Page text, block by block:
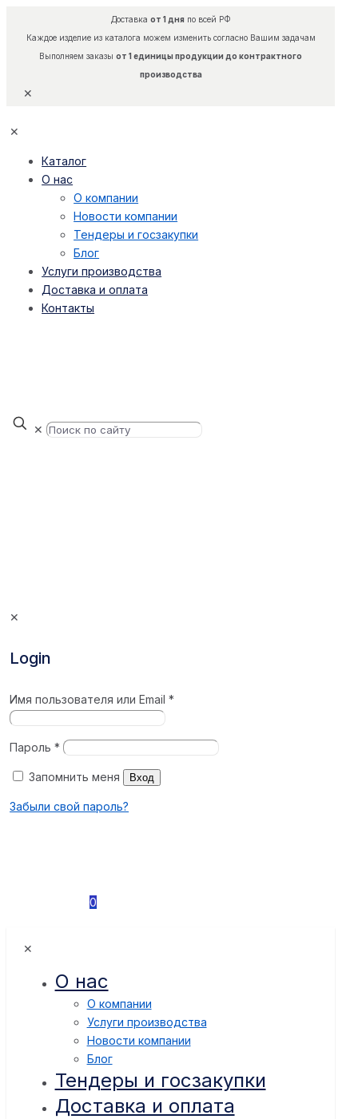
Доставка от 1 дняпо всей РФ
Каждое изделие из каталога можем изменить согласно Вашим задачам
Выполняем заказы от 1 единицы продукции до контрактного
производства
✕
✕
Каталог
О нас
О компании
Новости компании
Тендеры и госзакупки
Блог
Услуги производства
Доставка и оплата
Контакты
✕
✕
Login
Имя пользователя или Email*
Пароль*
Запомнить меня Вход
Забыли свой пароль?
0
✕
О нас
О компании
Услуги производства
Новости компании
Блог
Тендеры и госзакупки
Доставка и оплата